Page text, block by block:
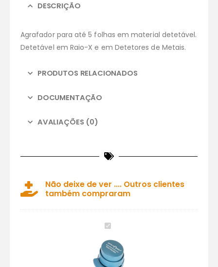
DESCRIÇÃO
Agrafador para até 5 folhas em material detetável.
Detetável em Raio-X e em Detetores de Metais.
PRODUTOS RELACIONADOS
DOCUMENTAÇÃO
AVALIAÇÕES (0)
Não deixe de ver .... Outros clientes
também compraram
Agrafador
agrafos
detetável